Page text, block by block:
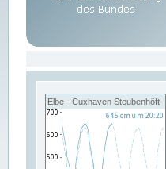
Elbe - Cuxhaven Steubenhöft